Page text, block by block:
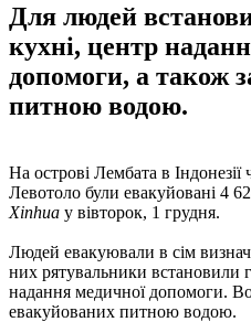
Для людей
кухні, центр
допомоги, а також
питною водою.
На острові Лембата в Індонезії
Левотоло були евакуйовані 4
Xinhua у вівторок, 1 грудня.
Людей евакуювали в сім
них рятувальники встановили
надання медичної допомоги.
евакуйованих питною водою.